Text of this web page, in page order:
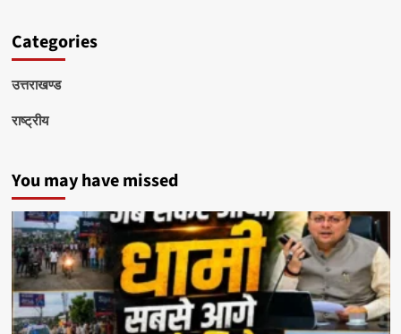
Categories
उत्तराखण्ड
राष्ट्रीय
You may have missed